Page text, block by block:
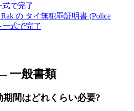
式で完了
の タイ無犯罪証明書 (Police
一式で完了
一般書類
間はどれくらい必要?